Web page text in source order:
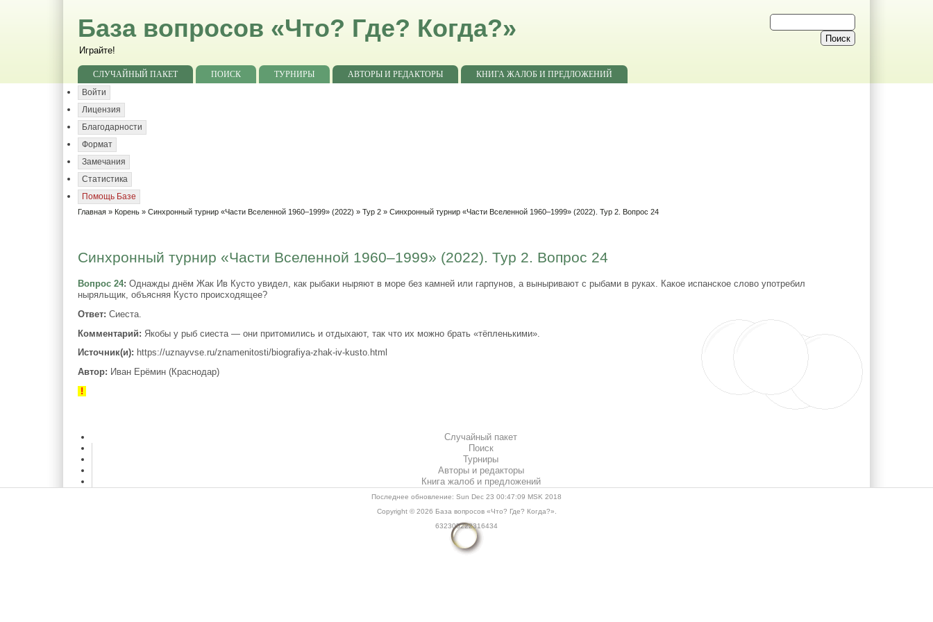
База вопросов «Что? Где? Когда?»
Играйте!
СЛУЧАЙНЫЙ ПАКЕТ ПОИСК ТУРНИРЫ АВТОРЫ И РЕДАКТОРЫ
КНИГА ЖАЛОБ И ПРЕДЛОЖЕНИЙ
Войти
Лицензия
Благодарности
Формат
Замечания
Статистика
Помощь Базе
Главная » Корень »Синхронный турнир «Части Вселенной 1960–1999» (2022) »Тур 2 » Синхронный турнир «Части Вселенной 1960–1999» (2022). Тур 2. Вопрос 24
Синхронный турнир «Части Вселенной 1960–1999» (2022). Тур 2. Вопрос 24
Вопрос 24: Однажды днём Жак Ив Кусто увидел, как рыбаки ныряют в море без камней или гарпунов, а выныривают с рыбами в руках. Какое испанское слово употребил
ныряльщик, объясняя Кусто происходящее?
Ответ: Сиеста.
Комментарий: Якобы у рыб сиеста — они притомились и отдыхают, так что их можно брать «тёпленькими».
Источник(и): https://uznayvse.ru/znamenitosti/biografiya-zhak-iv-kusto.html
Автор: Иван Ерёмин (Краснодар)
!
Случайный пакет
Поиск
Турниры
Авторы и редакторы
Книга жалоб и предложений
Последнее обновление: Sun Dec 23 00:47:09 MSK 2018
Copyright © 2026 База вопросов «Что? Где? Когда?».
632305222316434